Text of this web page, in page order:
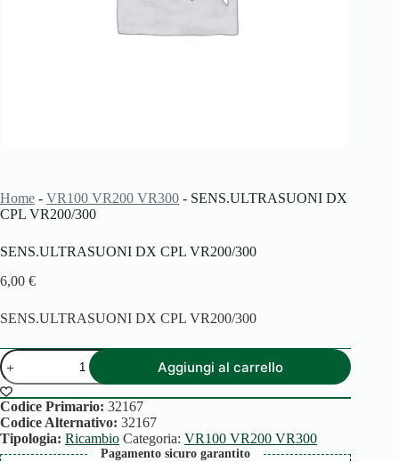
Home - VR100 VR200 VR300 - SENS.ULTRASUONI DX
CPL VR200/300
SENS.ULTRASUONI DX CPL VR200/300
6,00 €
SENS.ULTRASUONI DX CPL VR200/300
SENS.ULTRASUONI
DX
CPL
VR200/300
quantità
Aggiungi al carrello
Codice Primario: 32167
Codice Alternativo: 32167
Tipologia: Ricambio Categoria: VR100 VR200 VR300
Pagamento sicuro garantito